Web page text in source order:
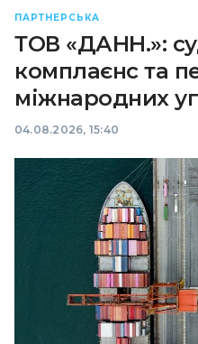
ПАРТНЕРСЬКА
ТОВ «ДАНН.»:
комплаєнс та
міжнародних
04.08.2026, 15:40